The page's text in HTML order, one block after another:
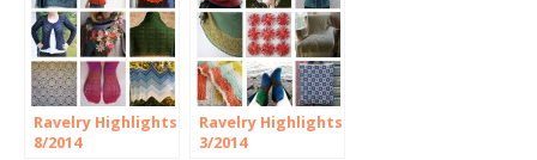
Ravelry Highlights
8/2014
Ravelry Highlights
3/2014